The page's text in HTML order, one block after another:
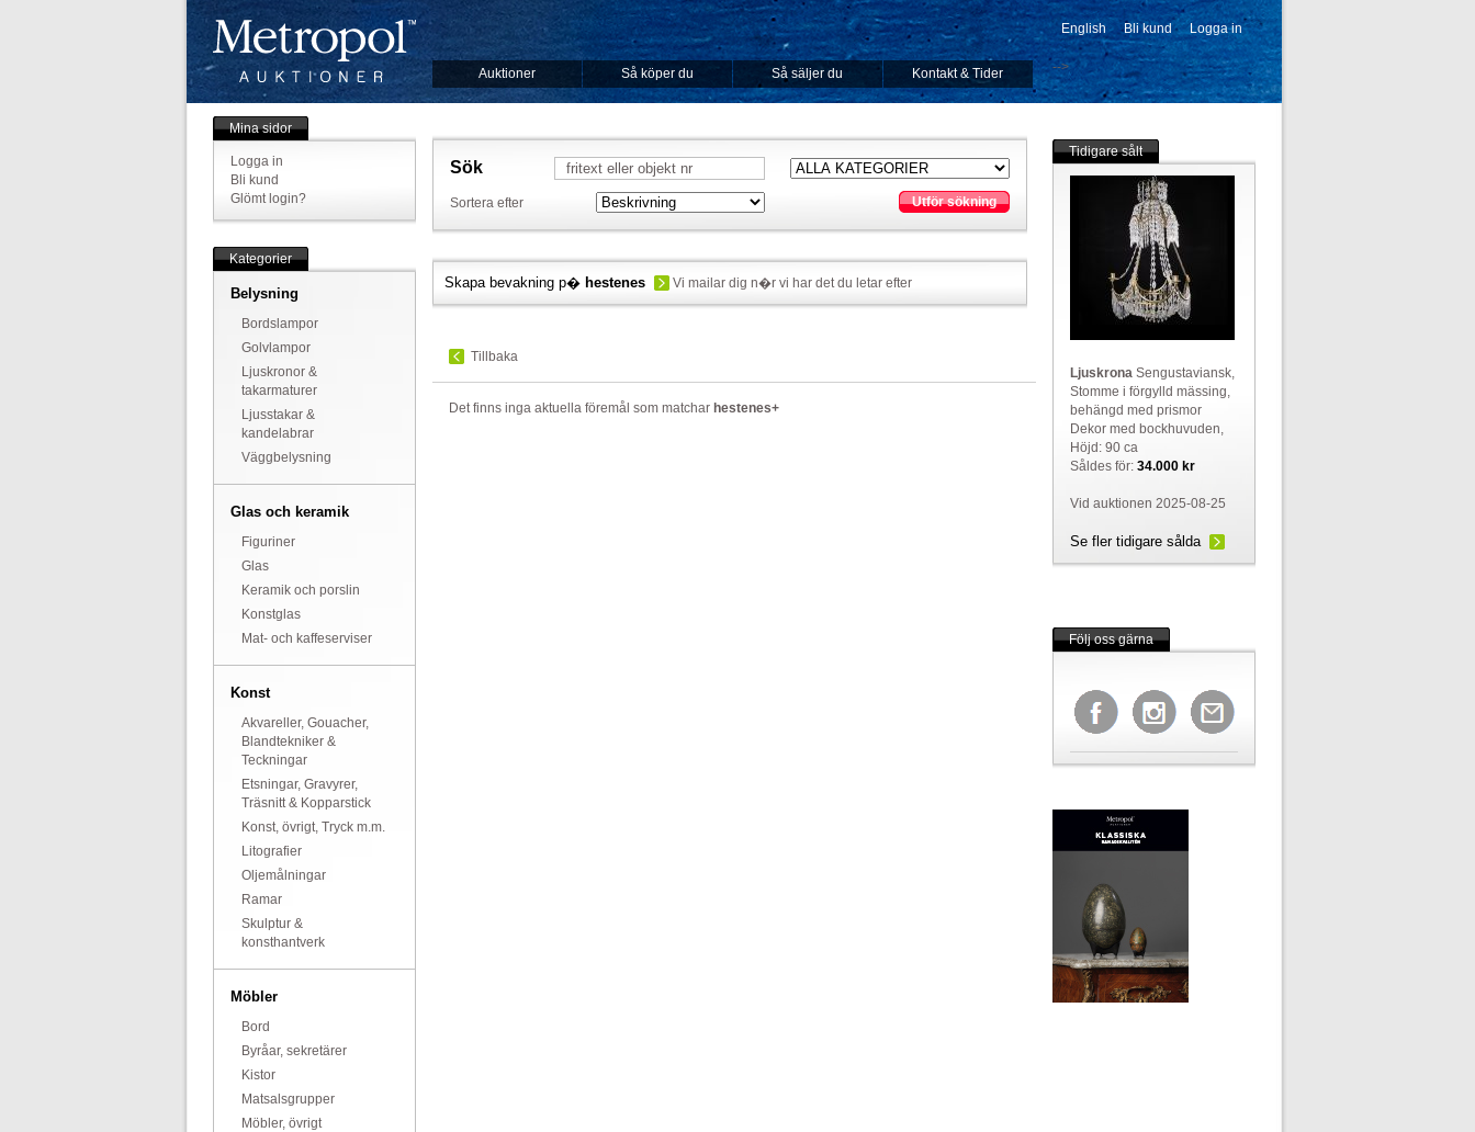
Auktioner Så köper du Så säljer du Kontakt & Tider
English Bli kund Logga in
-->
Mina sidor
Logga in
Bli kund
Glömt login?
Kategorier
Belysning
Bordslampor
Golvlampor
Ljuskronor &
takarmaturer
Ljusstakar &
kandelabrar
Väggbelysning
Glas och keramik
Figuriner
Glas
Keramik och porslin
Konstglas
Mat- och kaffeserviser
Konst
Akvareller, Gouacher,
Blandtekniker &
Teckningar
Etsningar, Gravyrer,
Träsnitt & Kopparstick
Konst, övrigt, Tryck m.m.
Litografier
Oljemålningar
Ramar
Skulptur &
konsthantverk
Möbler
Bord
Byråar, sekretärer
Kistor
Matsalsgrupper
Möbler, övrigt
Sök
Sortera efter Utför sökning
Skapa bevakning p� hestenes Vi mailar dig n�r vi har det du letar efter
Tillbaka
Det finns inga aktuella föremål som matchar hestenes+
Tidigare sålt
LjuskronaSengustaviansk,
Stomme i förgylld mässing,
behängd med prismor
Dekor med bockhuvuden,
Höjd: 90 ca
Såldes för: 34.000 kr
Vid auktionen 2025-08-25
Se fler tidigare sålda
Följ oss gärna